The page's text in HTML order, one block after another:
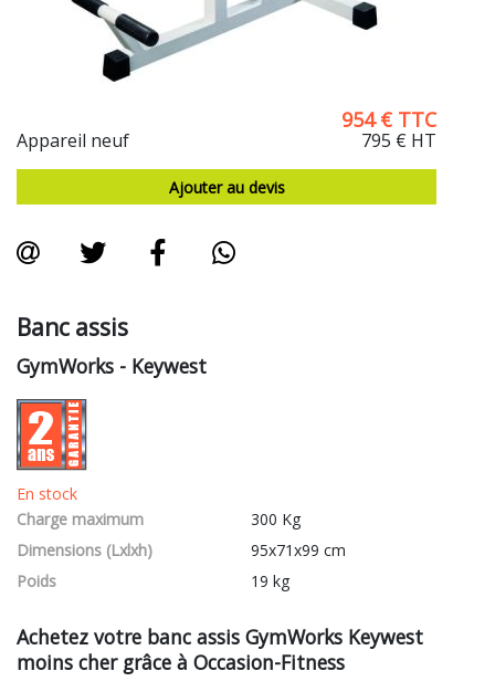
Banc assis
GymWorks - Keywest
En stock
Charge maximum
300 Kg
Dimensions (Lxlxh)
95x71x99 cm
Poids
19 kg
Appareil neuf
954 € TTC
795 € HT
Ajouter au devis
Achetez votre banc assis GymWorks Keywest
moins cher grâce à Occasion-Fitness